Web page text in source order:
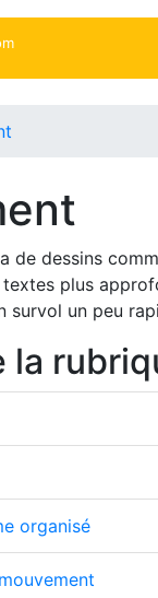
de dessins
plus
survol un peu
la
organisé